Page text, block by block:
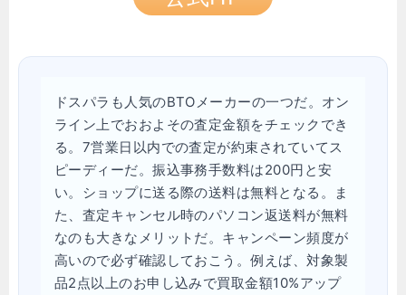
ドスパラも人気のBTOメーカーの一つだ。オン
ライン上でおおよその査定金額をチェックでき
る。7営業日以内での査定が約束されていてス
ピーディーだ。振込事務手数料は200円と安
い。ショップに送る際の送料は無料となる。ま
た、査定キャンセル時のパソコン返送料が無料
なのも大きなメリットだ。キャンペーン頻度が
高いので必ず確認しておこう。例えば、対象製
品2点以上のお申し込みで買取金額10%アップ